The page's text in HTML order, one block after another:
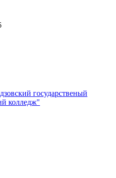
государственый
колледж"